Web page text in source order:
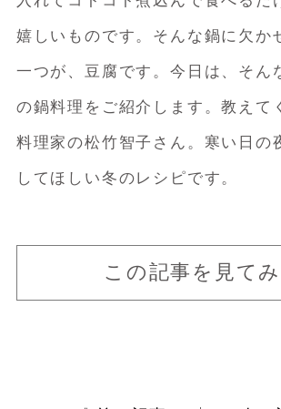
嬉しいものです。そんな鍋に欠か
一つが、豆腐です。今日は、そん
の鍋料理をご紹介します。教えて
料理家の松竹智子さん。寒い日の
してほしい冬のレシピです。
この記事を見てみ